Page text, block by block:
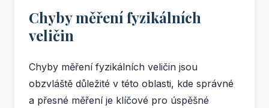
Chyby měření fyzikálních
veličin
Chyby měření fyzikálních veličin jsou
obzvláště důležité v této oblasti, kde správné
a přesné měření je klíčové pro úspěšné